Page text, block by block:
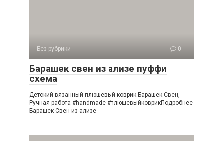
Без рубрики 0
Барашек свен из ализе пуффи
схема
Детский вязанный плюшевый коврик Барашек Свен,
Ручная работа #handmade #плюшевыйковрикПодробнее
Барашек Свен из ализе